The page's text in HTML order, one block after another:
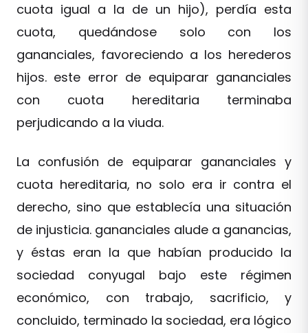
cuota igual a la de un hijo), perdía esta
cuota, quedándose solo con los
gananciales, favoreciendo a los herederos
hijos. este error de equiparar gananciales
con cuota hereditaria terminaba
perjudicando a la viuda.
La confusión de equiparar gananciales y
cuota hereditaria, no solo era ir contra el
derecho, sino que establecía una situación
de injusticia. gananciales alude a ganancias,
y éstas eran la que habían producido la
sociedad conyugal bajo este régimen
económico, con trabajo, sacrificio, y
concluido, terminado la sociedad, era lógico